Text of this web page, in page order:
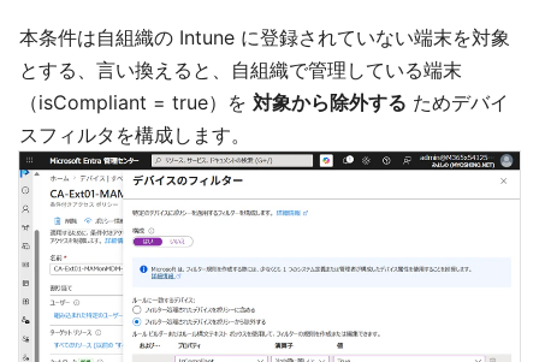
本条件は自組織の Intune に登録されていない端末を対象
とする、言い換えると、自組織で管理している端末
（isCompliant = true）を 対象から除外する ためデバイ
スフィルタを構成します。